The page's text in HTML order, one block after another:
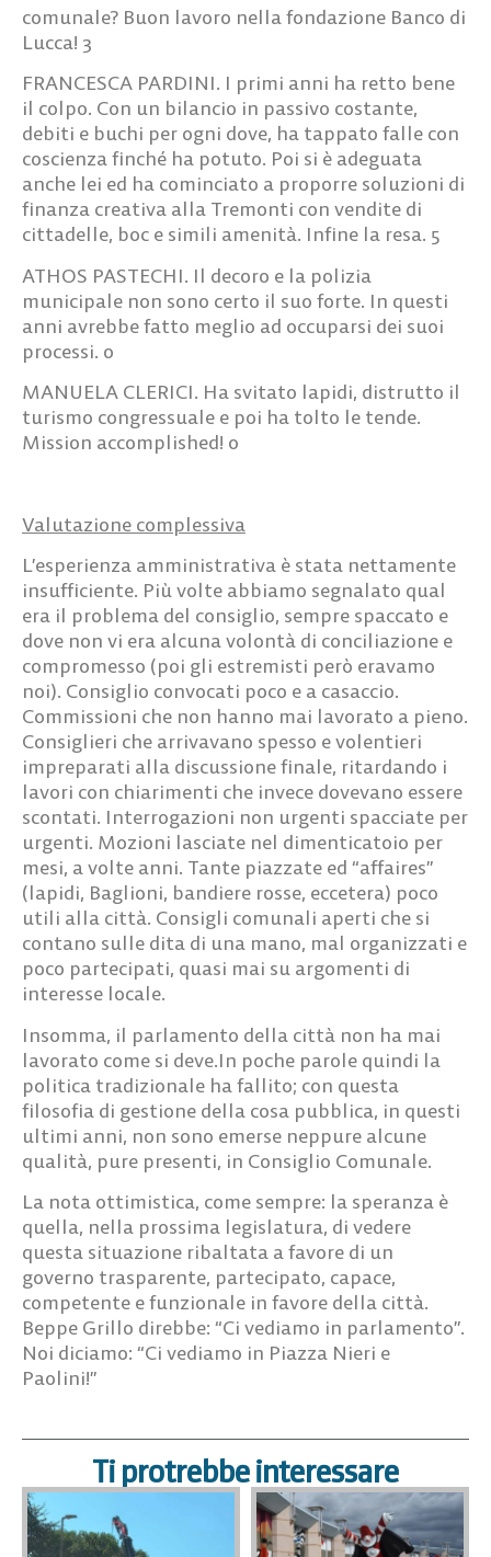
Lucca!3
FRANCESCA PARDINI.
il colpo. Con un bilancio in passivo costante,
debiti e buchi per ogni dove, ha tappato falle con
coscienza finché ha potuto. Poi si è adeguata
anche lei ed ha cominciato a proporre soluzioni di
finanza creativa alla Tremonti con vendite di
cittadelle, boc e simili amenità. Infine la resa.
ATHOS PASTECHI.
municipale non sono certo il suo forte. In questi
anni avrebbe fatto meglio ad occuparsi dei suoi
processi.0
MANUELA CLERICI.
turismo congressuale e poi ha tolto le tende.
Mission accomplished!0
L’esperienza amministrativa è stata nettamente
insufficiente. Più volte abbiamo segnalato qual
era il problema del consiglio, sempre spaccato e
dove non vi era alcuna volontà di conciliazione e
compromesso (poi gli estremisti però eravamo
noi). Consiglio convocati poco e a casaccio.
Commissioni che non hanno mai lavorato a pieno.
Consiglieri che arrivavano spesso e volentieri
impreparati alla discussione finale, ritardando i
lavori con chiarimenti che invece dovevano essere
scontati. Interrogazioni non urgenti spacciate per
urgenti. Mozioni lasciate nel dimenticatoio per
mesi, a volte anni. Tante piazzate ed “affaires”
(lapidi, Baglioni, bandiere rosse, eccetera) poco
utili alla città. Consigli comunali aperti che si
contano sulle dita di una mano, mal organizzati e
poco partecipati, quasi mai su argomenti di
interesse locale.
lavorato come si deve.In poche parole quindi la
politica tradizionale ha fallito; con questa
filosofia di gestione della cosa pubblica, in questi
ultimi anni, non sono emerse neppure alcune
qualità, pure presenti, in Consiglio Comunale.
La nota ottimistica, come sempre: la speranza è
quella, nella prossima legislatura, di vedere
questa situazione ribaltata a favore di un
governo trasparente, partecipato, capace,
competente e funzionale in favore della città.
Beppe Grillo direbbe: “Ci vediamo in parlamento”.
Noi diciamo: “Ci vediamo in Piazza Nieri e
Paolini!”
Ti protrebbe interessare